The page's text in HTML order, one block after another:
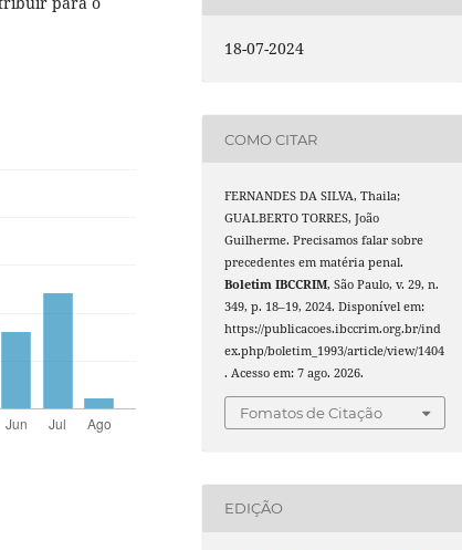
18-07-2024
COMO CITAR
FERNANDES DA SILVA, Thaila;
GUALBERTO TORRES, João
Guilherme. Precisamos falar sobre
precedentes em matéria penal.
Boletim IBCCRIM, São Paulo, v. 29, n.
349, p. 18–19, 2024. Disponível em:
https://publicacoes.ibccrim.org.br/ind
ex.php/boletim_1993/article/view/1404
. Acesso em: 7 ago. 2026.
Fomatos de Citação
EDIÇÃO